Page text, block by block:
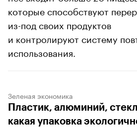
которые способствуют
из-под своих продуктов
и контролируют систему
использования.
Зеленая экономика
Пластик, алюминий,
какая упаковка